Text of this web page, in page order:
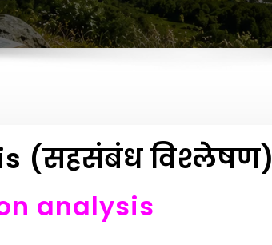
(सहसंबंध विश्लेषण)
analysis